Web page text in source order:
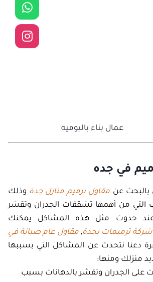
عمال بناء باليوميه
في جده
بالبحث عن مقاول ترميم منازل جدة وذلك
التي من أهمها تشققات الجدران وتقشر
عند حدوث مثل هذه المشاكل يمكنك
ترميمات بجدة,مقاول عام صيانة في
دعنا نتحدث عن المشاكل التي بسببها
منزلك ومنها:
الجدران وتقشر بالدهانات بسبب